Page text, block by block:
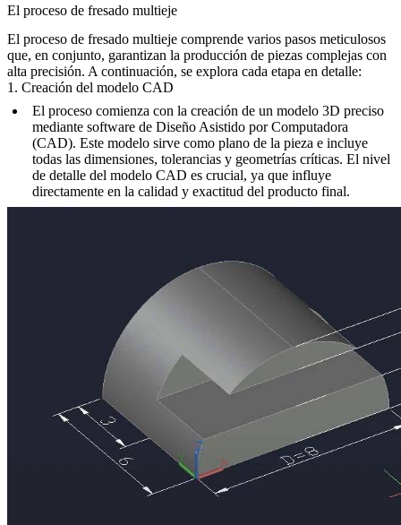
El proceso de fresado multieje
El proceso de fresado multieje comprende varios pasos meticulosos
que, en conjunto, garantizan la producción de piezas complejas con
alta precisión. A continuación, se explora cada etapa en detalle:
1. Creación del modelo CAD
El proceso comienza con la creación de un modelo 3D preciso
mediante software de Diseño Asistido por Computadora
(CAD). Este modelo sirve como plano de la pieza e incluye
todas las dimensiones, tolerancias y geometrías críticas. El nivel
de detalle del modelo CAD es crucial, ya que influye
directamente en la calidad y exactitud del producto final.